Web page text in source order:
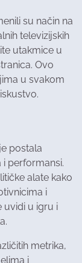
su način na
televizijskih
utakmice u
Ovo
u svakom
postala
i performansi.
alate kako
i
uvidi u igru i
metrika,
i